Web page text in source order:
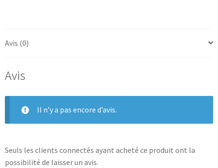
Avis (0)
Avis
Il n’y a pas encore d’avis.
Seuls les clients connectés ayant acheté ce produit ont la
possibilité de laisser un avis.